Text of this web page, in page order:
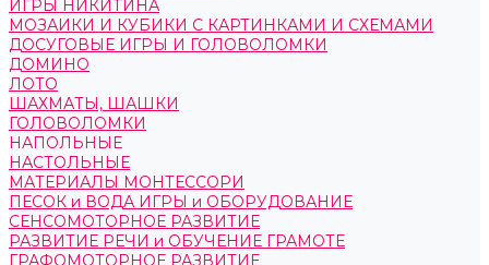
ИГРЫ НИКИТИНА
МОЗАИКИ И КУБИКИ С КАРТИНКАМИ И СХЕМАМИ
ДОСУГОВЫЕ ИГРЫ И ГОЛОВОЛОМКИ
ДОМИНО
ЛОТО
ШАХМАТЫ, ШАШКИ
ГОЛОВОЛОМКИ
НАПОЛЬНЫЕ
НАСТОЛЬНЫЕ
МАТЕРИАЛЫ МОНТЕССОРИ
ПЕСОК и ВОДА ИГРЫ и ОБОРУДОВАНИЕ
СЕНСОМОТОРНОЕ РАЗВИТИЕ
РАЗВИТИЕ РЕЧИ и ОБУЧЕНИЕ ГРАМОТЕ
ГРАФОМОТОРНОЕ РАЗВИТИЕ